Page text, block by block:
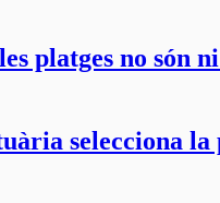
platges no
selecciona